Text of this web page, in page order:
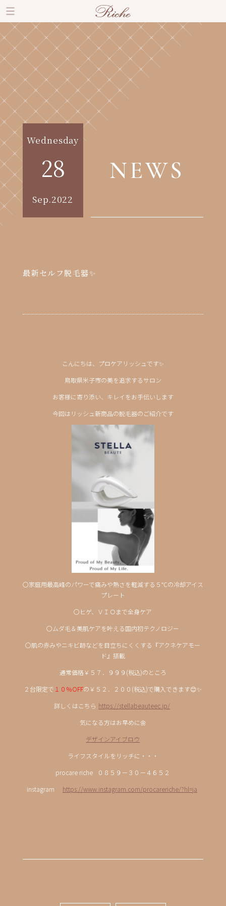
Wednesday
28
Sep.2022
NEWS
最新セルフ脱毛器✨
こんにちは、プロケアリッシュです✨
鳥取県米子市の美を追求するサロン
お客様に寄り添い、キレイをお手伝いします
今回はリッシュ新商品の脱毛器のご紹介です
〇家庭用最高峰のパワーで痛みや熱さを軽減する５℃の冷却アイス
プレート
〇ヒゲ、ＶＩＯまで全身ケア
〇ムダ毛＆美肌ケアを叶える国内初テクノロジー
〇肌の赤みやニキビ跡などを目立ちにくくする『アクネケアモー
ド』搭載
通常価格￥５７．９９９(税込)のところ
２台限定で １０％OFFの￥５２．２００(税込)で購入できます😊✨
詳しくはこちら https://stellabeauteec.jp/
気になる方はお早めに🌼
デザインアイブロウ
ライフスタイルをリッチに・・・
procare riche ０８５９－３０－４６５２
instagram
https://www.instagram.com/procareriche/?hl=ja